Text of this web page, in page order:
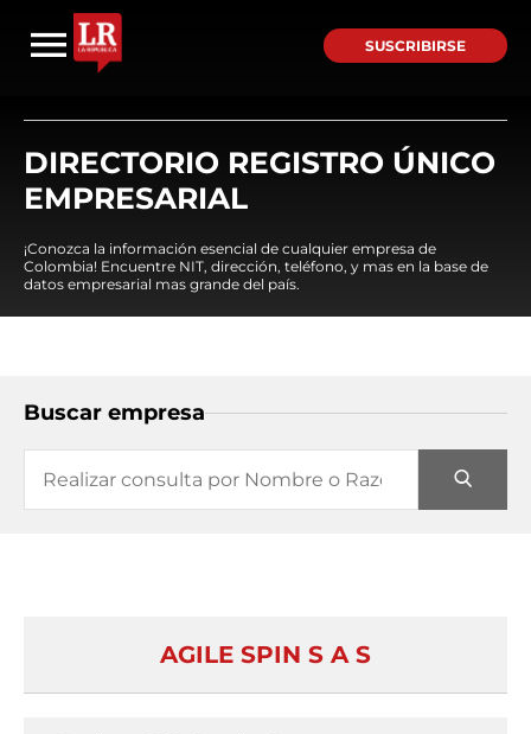
SUSCRIBIRSE
DIRECTORIO REGISTRO ÚNICO
EMPRESARIAL
¡Conozca la información esencial de cualquier empresa de
Colombia! Encuentre NIT, dirección, teléfono, y mas en la base de
datos empresarial mas grande del país.
Buscar empresa
AGILE SPIN S A S